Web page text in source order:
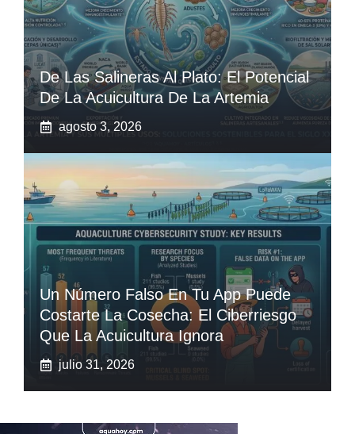
De Las Salineras Al Plato: El Potencial
De La Acuicultura De La Artemia
agosto 3, 2026
Un Número Falso En Tu App Puede
Costarte La Cosecha: El Ciberriesgo
Que La Acuicultura Ignora
julio 31, 2026